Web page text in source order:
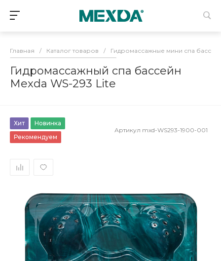
Главная / Каталог товаров / Гидромассажные мини спа
Гидромассажный спа бассейн
Mexda WS-293 Lite
Хит
Новинка
Рекомендуем
Артикул mxd-WS293-1900-001